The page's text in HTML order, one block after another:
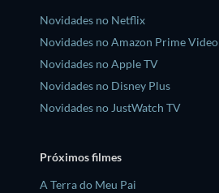
Novidades no Netflix
Novidades no Amazon Prime Video
Novidades no Apple TV
Novidades no Disney Plus
Novidades no JustWatch TV
Próximos filmes
A Terra do Meu Pai